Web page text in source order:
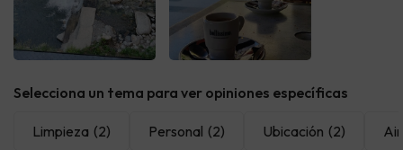
Selecciona un tema para ver opiniones específicas
Limpieza (2) Personal (2) Ubicación (2)